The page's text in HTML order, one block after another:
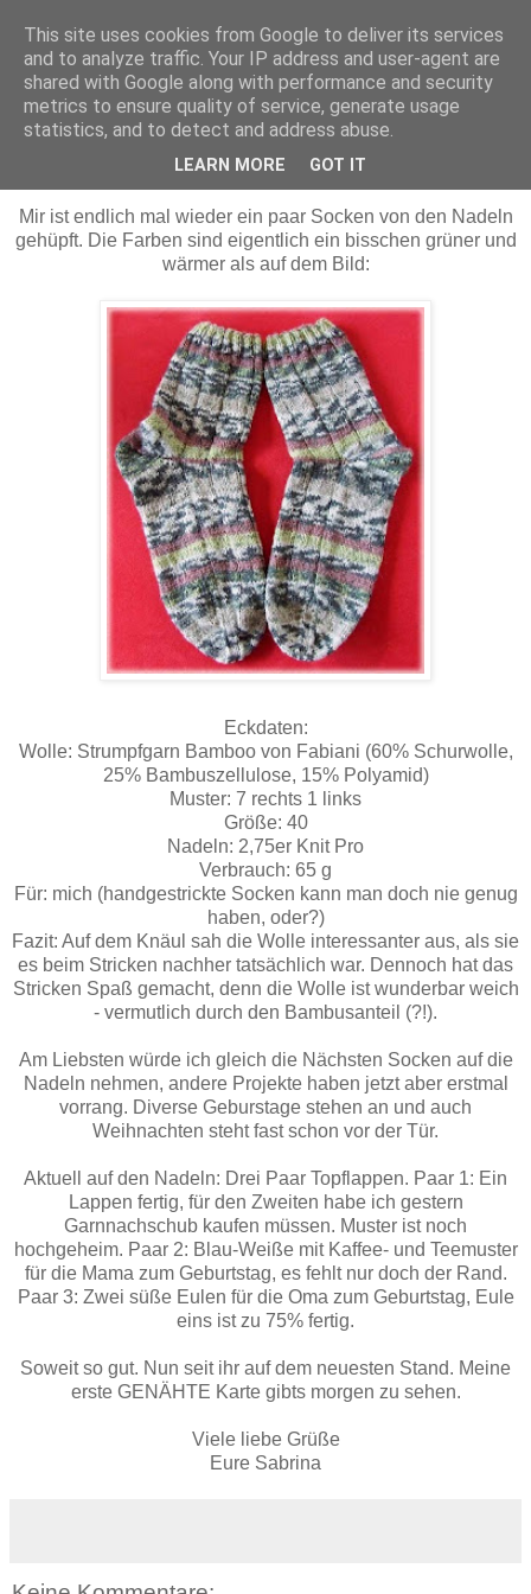
Maschenerie
18.09.2010
Socken - 7/2010
Mir ist endlich mal wieder ein paar Socken von den Nadeln
gehüpft. Die Farben sind eigentlich ein bisschen grüner und
wärmer als auf dem Bild:
Eckdaten:
Wolle: Strumpfgarn Bamboo von Fabiani (60% Schurwolle,
25% Bambuszellulose, 15% Polyamid)
Muster: 7 rechts 1 links
Größe: 40
Nadeln: 2,75er Knit Pro
Verbrauch: 65 g
Für: mich (handgestrickte Socken kann man doch nie genug
haben, oder?)
Fazit: Auf dem Knäul sah die Wolle interessanter aus, als sie
es beim Stricken nachher tatsächlich war. Dennoch hat das
Stricken Spaß gemacht, denn die Wolle ist wunderbar weich
- vermutlich durch den Bambusanteil (?!).
Am Liebsten würde ich gleich die Nächsten Socken auf die
Nadeln nehmen, andere Projekte haben jetzt aber erstmal
vorrang. Diverse Geburstage stehen an und auch
Weihnachten steht fast schon vor der Tür.
Aktuell auf den Nadeln: Drei Paar Topflappen. Paar 1: Ein
Lappen fertig, für den Zweiten habe ich gestern
Garnnachschub kaufen müssen. Muster ist noch
hochgeheim. Paar 2: Blau-Weiße mit Kaffee- und Teemuster
für die Mama zum Geburtstag, es fehlt nur doch der Rand.
Paar 3: Zwei süße Eulen für die Oma zum Geburtstag, Eule
eins ist zu 75% fertig.
Soweit so gut. Nun seit ihr auf dem neuesten Stand. Meine
erste GENÄHTE Karte gibts morgen zu sehen.
Viele liebe Grüße
Eure Sabrina
This site uses cookies from Google to deliver its services
and to analyze traffic. Your IP address and user-agent are
shared with Google along with performance and security
metrics to ensure quality of service, generate usage
statistics, and to detect and address abuse.
LEARN MORE GOT IT